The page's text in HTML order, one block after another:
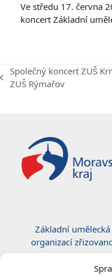
Ve středu 17. června
koncert Základní
previous
Společný koncert ZUŠ
ZUŠ Rýmařov
Základní
organizací
Certifikace